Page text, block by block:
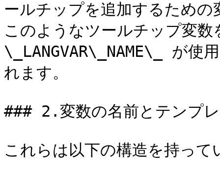
ールチップを追加するため
このようなツールチップ変
\_LANGVAR\_NAME\_ が使
れます。
### 2.変数の名前とテンプ
これらは以下の構造を持って